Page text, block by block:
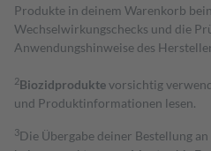
Produkte in deinem Warenkorb
Wechselwirkungschecks und die
Anwendungshinweise des
2Biozidproduktevorsichtig
und Produktinformationen lesen.
3Die Übergabe deiner Bestellung